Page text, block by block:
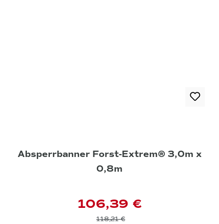
Absperrbanner Forst-Extrem® 3,0m x
0,8m
106,39 €
118,21 €